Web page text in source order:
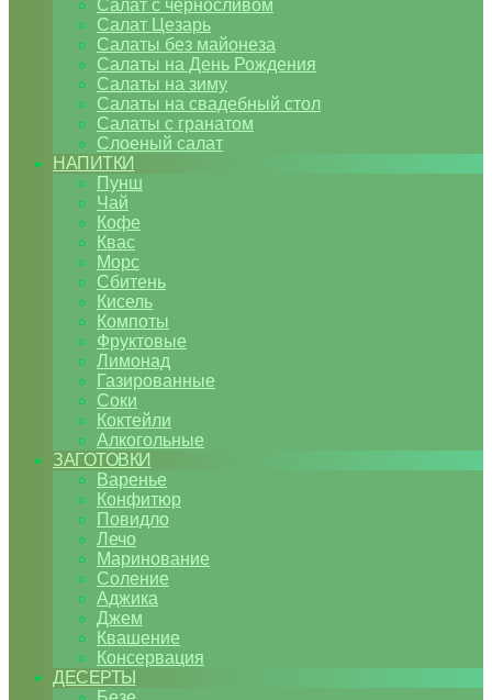
Салат с черносливом
Салат Цезарь
Салаты без майонеза
Салаты на День Рождения
Салаты на зиму
Салаты на свадебный стол
Салаты с гранатом
Слоеный салат
НАПИТКИ
Пунш
Чай
Кофе
Квас
Морс
Сбитень
Кисель
Компоты
Фруктовые
Лимонад
Газированные
Соки
Коктейли
Алкогольные
ЗАГОТОВКИ
Варенье
Конфитюр
Повидло
Лечо
Маринование
Соление
Аджика
Джем
Квашение
Консервация
ДЕСЕРТЫ